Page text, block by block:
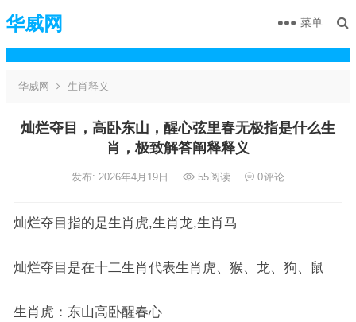
华威网 菜单
华威网 生肖释义
灿烂夺目，高卧东山，醒心弦里春无极指是什么生
肖，极致解答阐释释义
发布: 2026年4月19日 55阅读 0评论
灿烂夺目指的是生肖虎,生肖龙,生肖马
灿烂夺目是在十二生肖代表生肖虎、猴、龙、狗、鼠
生肖虎：东山高卧醒春心